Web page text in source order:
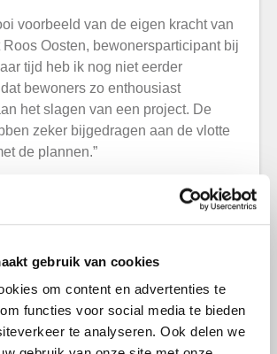
gebruik van cookies
om content en advertenties te
functies voor social media te bieden
te analyseren. Ook delen we
voorbeeld van de eigen kracht van
Roos Oosten, bewonersparticipant bij
tijd heb ik nog niet eerder
bewoners zo enthousiast
het slagen van een project. De
zeker bijgedragen aan de vlotte
de plannen.”
fijn dat we kunnen starten met de
aan de West-Indischekade”, zegt
gebiedsmanager bij Lefier. “Na
zitten bewoners er warm bij en
genieten van hun woning aan de